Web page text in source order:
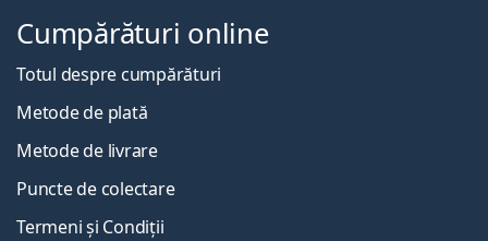
Cumpărături online
Totul despre cumpărături
Metode de plată
Metode de livrare
Puncte de colectare
Termeni și Condiții